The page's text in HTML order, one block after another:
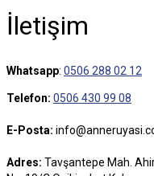
İletişim
Whatsapp: 0506 288 02 12
Telefon: 0506 430 99 08
E-Posta:
Adres: Tavşantepe Mah.